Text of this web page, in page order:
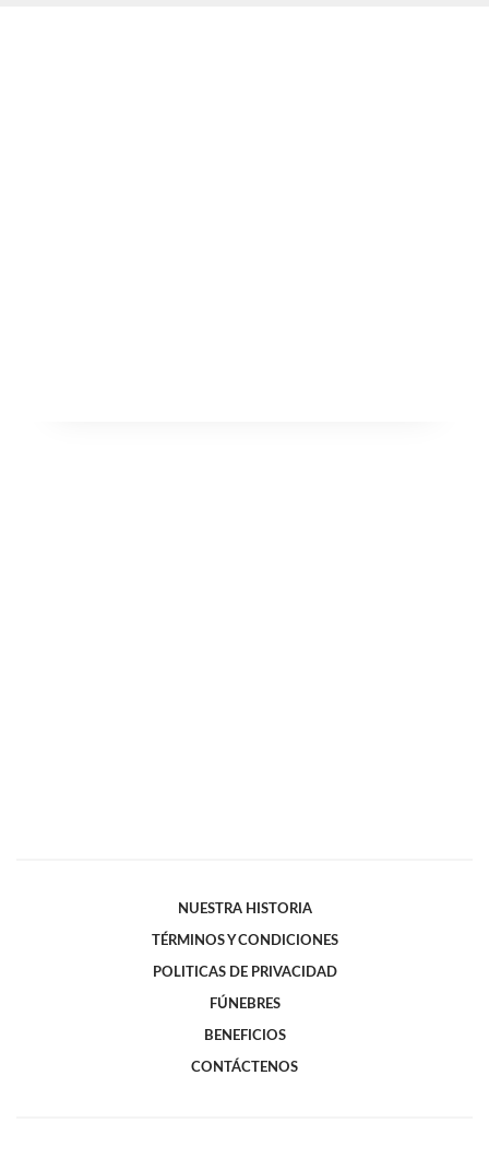
NUESTRA HISTORIA
TÉRMINOS Y CONDICIONES
POLITICAS DE PRIVACIDAD
FÚNEBRES
BENEFICIOS
CONTÁCTENOS